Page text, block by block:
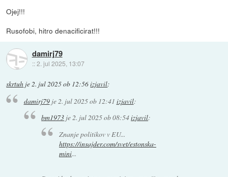
Ojej!!!
Rusofobi, hitro denacificirat!!!
damirj79
::2. jul 2025, 13:07
skrtuh je2. jul 2025 ob 12:56izjavil:
damirj79je 2. jul 2025 ob 12:41 izjavil:
bm1973 je2. jul 2025 ob 08:54izjavil:
Znanje politikov v EU...
https://insajder.com/svet/estonska-
mini...